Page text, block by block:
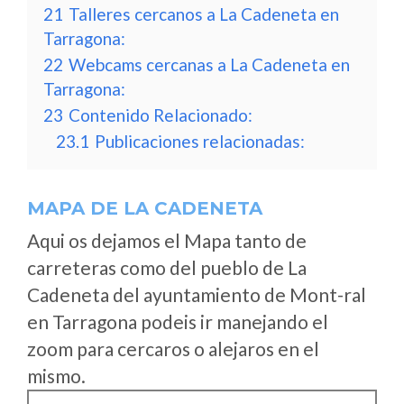
21 Talleres cercanos a La Cadeneta en
Tarragona:
22 Webcams cercanas a La Cadeneta en
Tarragona:
23 Contenido Relacionado:
23.1 Publicaciones relacionadas:
MAPA DE LA CADENETA
Aqui os dejamos el Mapa tanto de
carreteras como del pueblo de La
Cadeneta del ayuntamiento de Mont-ral
en Tarragona podeis ir manejando el
zoom para cercaros o alejaros en el
mismo.